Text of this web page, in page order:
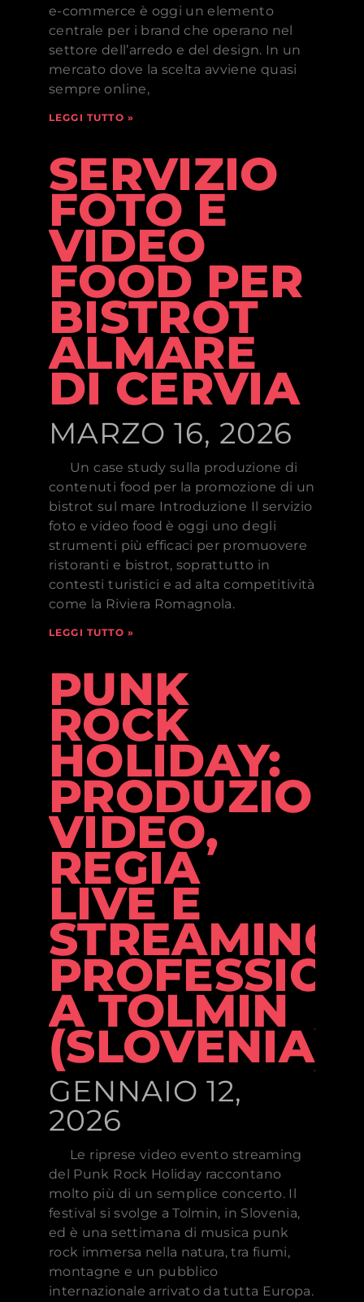
e-commerce è oggi un elemento
centrale per i brand che operano nel
settore dell’arredo e del design. In un
mercato dove la scelta avviene quasi
sempre online,
LEGGI TUTTO »
SERVIZIO
FOTO E
VIDEO
FOOD PER
BISTROT
ALMARE
DI CERVIA
MARZO 16, 2026
Un case study sulla produzione di
contenuti food per la promozione di un
bistrot sul mare Introduzione Il servizio
foto e video food è oggi uno degli
strumenti più efficaci per promuovere
ristoranti e bistrot, soprattutto in
contesti turistici e ad alta competitività
come la Riviera Romagnola.
LEGGI TUTTO »
PUNK
ROCK
HOLIDAY:
VIDEO,
REGIA
LIVE E
STREAMING
A TOLMIN
(SLOVENIA)
GENNAIO 12,
2026
Le riprese video evento streaming
del Punk Rock Holiday raccontano
molto più di un semplice concerto. Il
festival si svolge a Tolmin, in Slovenia,
ed è una settimana di musica punk
rock immersa nella natura, tra fiumi,
montagne e un pubblico
internazionale arrivato da tutta Europa.